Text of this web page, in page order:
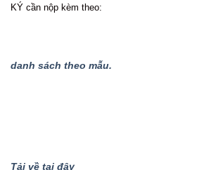
KÝ cần nộp kèm theo:
danh sách theo mẫu.
Tải về tại đây